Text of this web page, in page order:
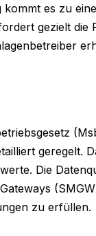
es zu
gezielt die
geregelt.
Die
zu erfüllen.